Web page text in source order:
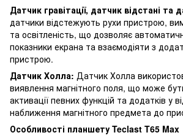
Датчик гравітації, датчик відстані та
датчики відстежують рухи пристрою,
та освітленість, що дозволяє
показники екрана та взаємодіяти з
пристрою.
Датчик Холла: Датчик Холла
виявлення магнітного поля, що може
активації певних функцій та додатків у
наближення магнітного предмета до
Особливості планшету Teclast T65 Max